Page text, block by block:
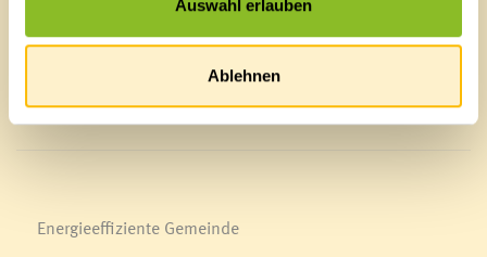
Auswahl erlauben
Ablehnen
Bürgermeldungen
News Archiv
Energieeffiziente Gemeinde